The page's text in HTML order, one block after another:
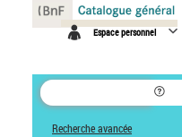
Espace personnel
Recherche avancée
Panneau de gestion des cookies